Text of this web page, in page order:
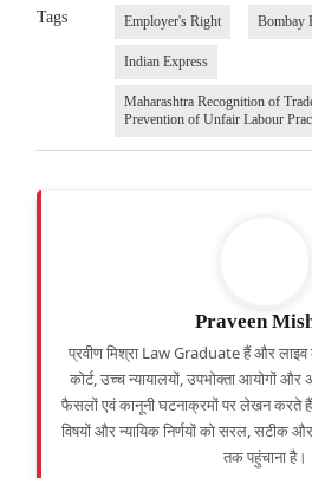
Tags Employer's Right Bombay
Indian Express
Maharashtra Recognition of
Prevention of Unfair Labour
Praveen
प्रवीण मिश्रा Law Graduate हैं और लाइव
कोर्ट, उच्च न्यायालयों, उपभोक्ता आयोगों और
फैसलों एवं कानूनी घटनाक्रमों पर लेखन करते
विषयों और न्यायिक निर्णयों को सरल, सटीक
तक पहुंचाना है।